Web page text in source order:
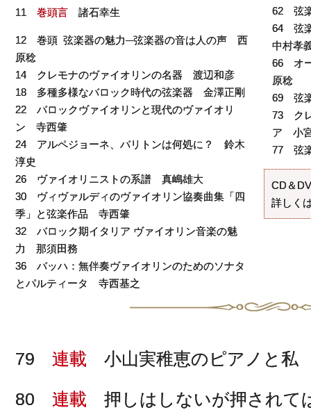
11 巻頭言 諸石幸生
12 巻頭 弦楽器の魅力─弦楽器の音は人の声 西
原稔
14 クレモナのヴァイオリンの名器 渡辺和彦
18 多種多様なバロック時代の弦楽器 金澤正剛
22 バロックヴァイオリンと現代のヴァイオリ
ン 寺西肇
24 アルペジョーネ、バリトンは何処に？ 鈴木
淳史
26 ヴァイオリニストの系譜 真嶋雄大
30 ヴィヴァルディのヴァイオリン協奏曲集「四
季」と弦楽作品 寺西肇
32 バロック期イタリア ヴァイオリン音楽の魅
力 那須田務
36 バッハ：無伴奏ヴァイオリンのためのソナタ
とパルティータ 寺西基之
62 弦
64 弦
中村孝
66 オ
原稔
69 弦
73 ク
ア 小
77 弦
CD＆
詳しく
79 連載 小山実稚恵のピアノと
80 連載 押しはしないが押され